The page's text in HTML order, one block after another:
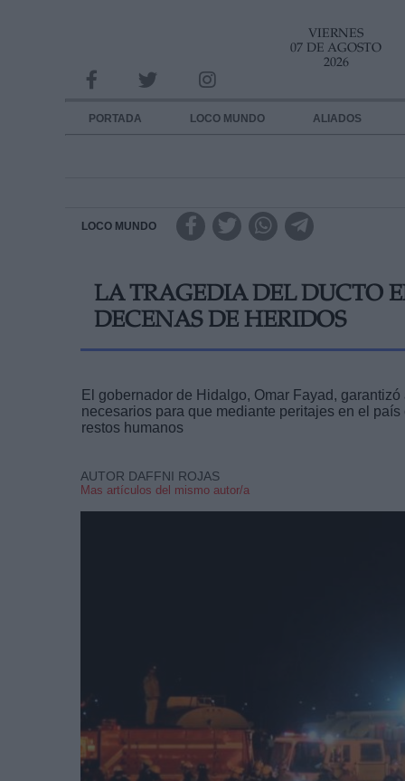
VIERNES
07 DE AGOSTO
2026
PORTADA LOCO MUNDO ALIADOS
LOCO MUNDO
LA TRAGEDIA DEL DUCTO
DECENAS DE HERIDOS
El gobernador de Hidalgo, Omar Fayad,
necesarios para que mediante peritajes en el
restos humanos
AUTOR DAFFNI ROJAS
Mas artículos del mismo autor/a
INFORMACION SOBRE LA PROTECCIÓN DE TUS DATOS
Responsable:
Destinatarios:
link
Información adicional
link